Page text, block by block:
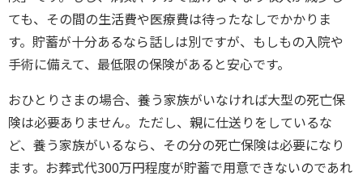
ても、その間の生活費や医療費は待ったなしでかかりま
す。貯蓄が十分あるなら話しは別ですが、もしもの入院や
手術に備えて、最低限の保険があると安心です。
おひとりさまの場合、養う家族がいなければ大型の死亡保
険は必要ありません。ただし、親に仕送りをしているな
ど、養う家族がいるなら、その分の死亡保険は必要になり
ます。お葬式代300万円程度が貯蓄で用意できないのであれ